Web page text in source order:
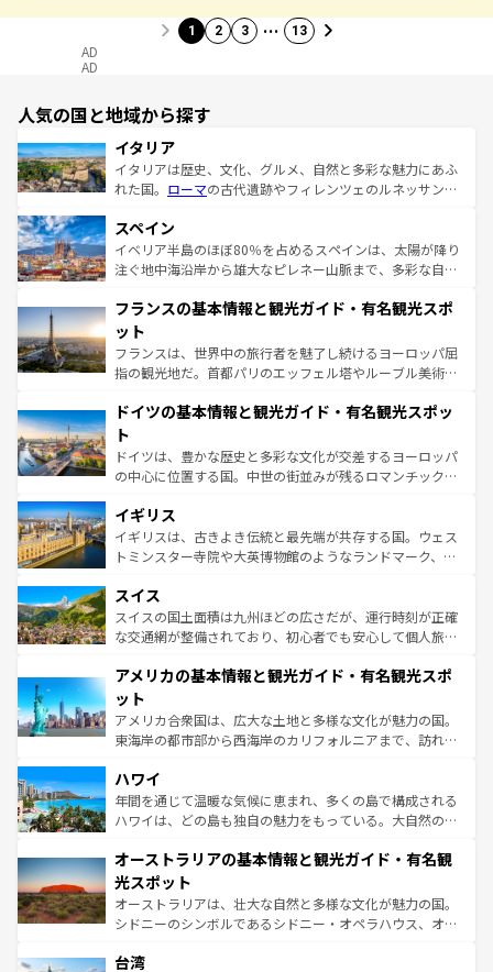
1 2 3 … 13
AD
AD
人気の国と地域から探す
イタリア
イタリアは歴史、文化、グルメ、自然と多彩な魅力にあふ
れた国。 ローマの古代遺跡やフィレンツェのルネッサンス
ろん、トスカーナの美しい田園風景やアマルフィ海岸の絶
景など、自然景観も見逃せない。観光の合間には、本場の
ピザやパスタなど、絶品のイタリア料理を堪能することも
ませてくれるイタリアで、忘れられない旅をしてみよう！
なお、新着のイタリア情報は
しい。
スペイン
イベリア半島のほぼ80％を占めるスペインは、太陽が降り
注ぐ地中海沿岸から雄大なピレネー山脈まで、多彩な自然
文化が根付くこの国では、情熱的なフラメンコ、熱気あふ
れる闘牛、そして美味しいタパスが生活の一部となってい
る。首都マドリードの洗練された雰囲気や、バルセロナの
アートに溢れた街角から、地方では古代ローマ遺跡や中世
せる。地方によって風土や気候が異なるスペインはその個
ンテンツ一覧 を参照してほしい。
フランスの基本情報と観光ガイド・有名観光スポ
ット
フランスは、世界中の旅行者を魅了し続けるヨーロッパ屈
指の観光地だ。首都パリのエッフェル塔やルーブル美術館
で、幅広い魅力が詰まっている。華麗な宮殿、歴史的な大
聖堂、美しいビーチ、そして豊かな自然が、訪れる者を心
から魅了する。また、フランスは美食の国としても知ら
れ、フランス料理はユネスコ無形文化遺産にも登録されて
香り高いラベンダー畑など、多彩な楽しみ方が可能だ。さ
らに、パリ以外の地域にも魅力が溢れており、どの街角に
も豊かな歴史と文化が息づいている。パリ以外の個性あふ
を参照してほしい。
ドイツの基本情報と観光ガイド・有名観光スポッ
ト
ドイツは、豊かな歴史と多彩な文化が交差するヨーロッパ
の中心に位置する国。中世の街並みが残るロマンチック街
顔を持つこの国は、どこを歩いても飽きることがない。ベ
ルリンの文化的活気、バイエルン州のアルプスの絶景、そ
してライン川沿いのワイン畑といった風景は必見。ビール
は、お酒好きな人にはぜひ体験してほしい。 なお、新着の
ドイツ情報はコンテンツ一覧を参照してほしい。
イギリス
イギリスは、古きよき伝統と最先端が共存する国。ウェス
トミンスター寺院や大英博物館のようなランドマーク、歴
リアごとに異なる魅力がある。また、優雅なアフタヌーン
ティー、ビール好きにはたまらない英国パブ、サッカー観
戦など、本場だからこそできる体験も豊富。イギリスを旅
ンツ一覧を参照してほしい。
スイス
スイスの国土面積は九州ほどの広さだが、運行時刻が正確
な交通網が整備されており、初心者でも安心して個人旅行
の建物がそのまま残る町や、スイスならではのユニークな
博物館もあり、アルプス観光だけでなく町歩きも満喫する
ことができる。国民の所得が高いため物価も高いが、旅行
者向けの交通パス提供のサービスもあり、うまく活用すれ
着のスイス情報は
アメリカの基本情報と観光ガイド・有名観光スポ
ット
アメリカ合衆国は、広大な土地と多様な文化が魅力の国。
東海岸の都市部から西海岸のカリフォルニアまで、訪れる
のような巨大都市は、観光、ショッピング、エンターテイ
ンメントが詰まった刺激的なスポットだ。一方、アメリカ
西部には大自然が広がり、グランドキャニオンやイエロー
部のニューオーリンズでは、音楽と美食が融合した独特の
文化が魅力。旅行者はアメリカの各地域で異なる魅力を楽
しみながら、その多様性と豊かな歴史を感じることができ
るだろう。車でのロードトリップや列車の旅も、アメリカ
情報は
ハワイ
年間を通じて温暖な気候に恵まれ、多くの島で構成される
ハワイは、どの島も独自の魅力をもっている。大自然の神
ワイ島は見逃せない。また、定番の観光地といえばオアフ
島だが、静かな自然を求めるならマウイ島やカウアイ島が
おすすめ。エメラルドグリーンに輝く海をはじめ、豊かな
文化や歴史が息づいている。「アロハスピリット」と呼ば
人々、おいしいローカルフードやハワイアンミュージッ
オーストラリアの基本情報と観光ガイド・有名観
光スポット
オーストラリアは、壮大な自然と多様な文化が魅力の国。
シドニーのシンボルであるシドニー・オペラハウス、オー
リアリーフや大陸中央部にそびえるウルル（エアーズロッ
台湾